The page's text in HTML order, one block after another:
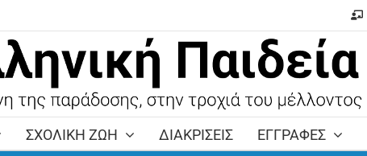
ΣΧΟΛΙΚΗ ΖΩΗ ΔΙΑΚΡΙΣΕΙΣ ΕΓΓΡΑΦΕΣ